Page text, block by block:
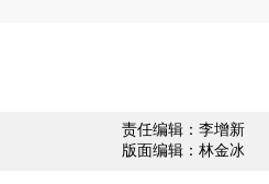
责任编辑：李增新
版面编辑：林金冰